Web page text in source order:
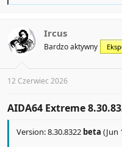
t
i
o
s
:
Ircus
Bardzo aktywny
12 Czerwiec 2026
AIDA64 Extreme
Version: 8.30.8322 beta (Jun